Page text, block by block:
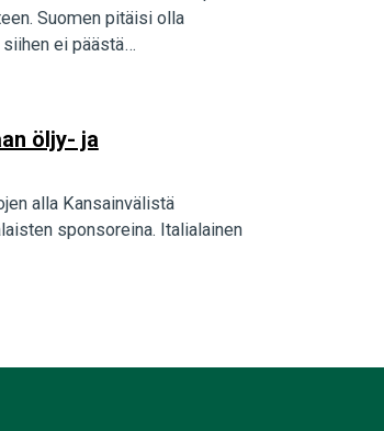
Suomen pitäisi olla
ei päästä…
öljy- ja
alla Kansainvälistä
sponsoreina. Italialainen